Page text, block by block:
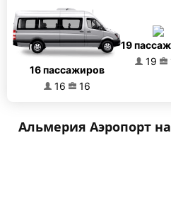
16 пассажиров
16
16
19
19
Альмерия Аэропорт